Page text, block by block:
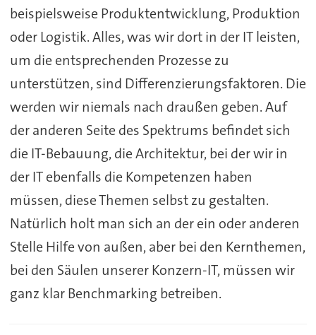
beispielsweise Produktentwicklung, Produktion
oder Logistik. Alles, was wir dort in der IT leisten,
um die entsprechenden Prozesse zu
unterstützen, sind Differenzierungsfaktoren. Die
werden wir niemals nach draußen geben. Auf
der anderen Seite des Spektrums befindet sich
die IT-Bebauung, die Architektur, bei der wir in
der IT ebenfalls die Kompetenzen haben
müssen, diese Themen selbst zu gestalten.
Natürlich holt man sich an der ein oder anderen
Stelle Hilfe von außen, aber bei den Kernthemen,
bei den Säulen unserer Konzern-IT, müssen wir
ganz klar Benchmarking betreiben.